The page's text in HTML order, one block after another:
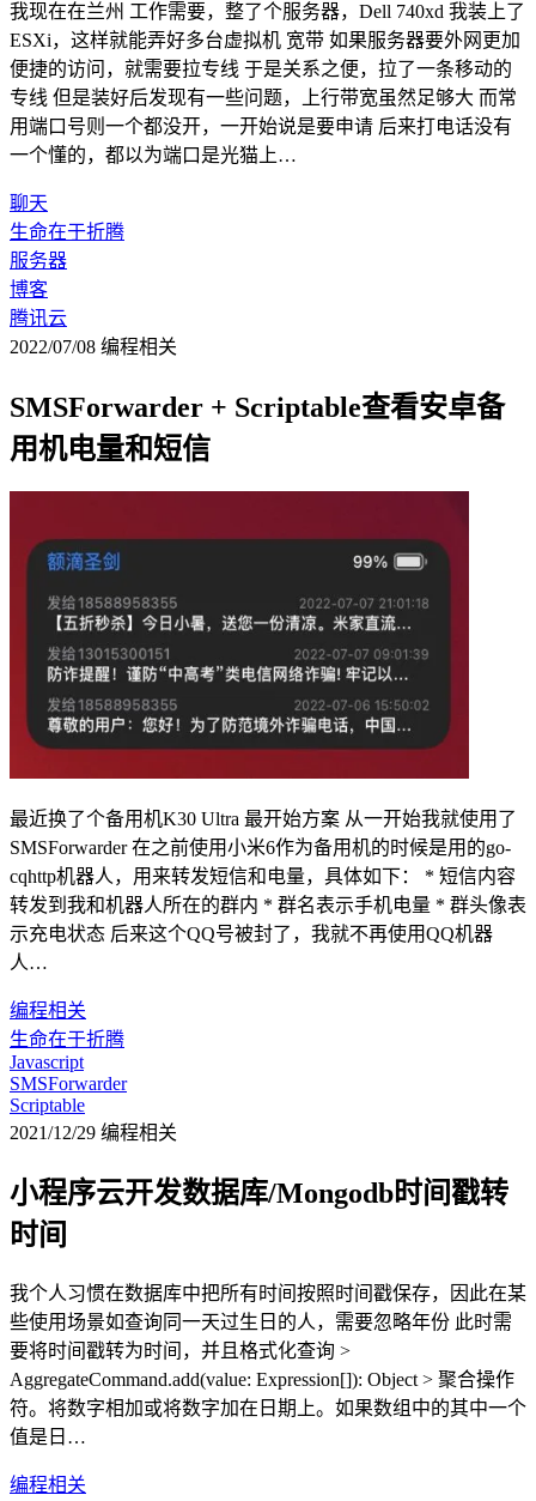
我现在在兰州 工作需要，整了个服务器，Dell 740xd 我装上了
ESXi，这样就能弄好多台虚拟机 宽带 如果服务器要外网更加
便捷的访问，就需要拉专线 于是关系之便，拉了一条移动的
专线 但是装好后发现有一些问题，上行带宽虽然足够大 而常
用端口号则一个都没开，一开始说是要申请 后来打电话没有
一个懂的，都以为端口是光猫上…
聊天
生命在于折腾
服务器
博客
腾讯云
2022/07/08 编程相关
SMSForwarder + Scriptable查看安卓备
用机电量和短信
最近换了个备用机K30 Ultra 最开始方案 从一开始我就使用了
SMSForwarder 在之前使用小米6作为备用机的时候是用的go-
cqhttp机器人，用来转发短信和电量，具体如下： * 短信内容
转发到我和机器人所在的群内 * 群名表示手机电量 * 群头像表
示充电状态 后来这个QQ号被封了，我就不再使用QQ机器
人…
编程相关
生命在于折腾
Javascript
SMSForwarder
Scriptable
2021/12/29 编程相关
小程序云开发数据库/Mongodb时间戳转
时间
我个人习惯在数据库中把所有时间按照时间戳保存，因此在某
些使用场景如查询同一天过生日的人，需要忽略年份 此时需
要将时间戳转为时间，并且格式化查询 >
AggregateCommand.add(value: Expression[]): Object > 聚合操作
符。将数字相加或将数字加在日期上。如果数组中的其中一个
值是日…
编程相关